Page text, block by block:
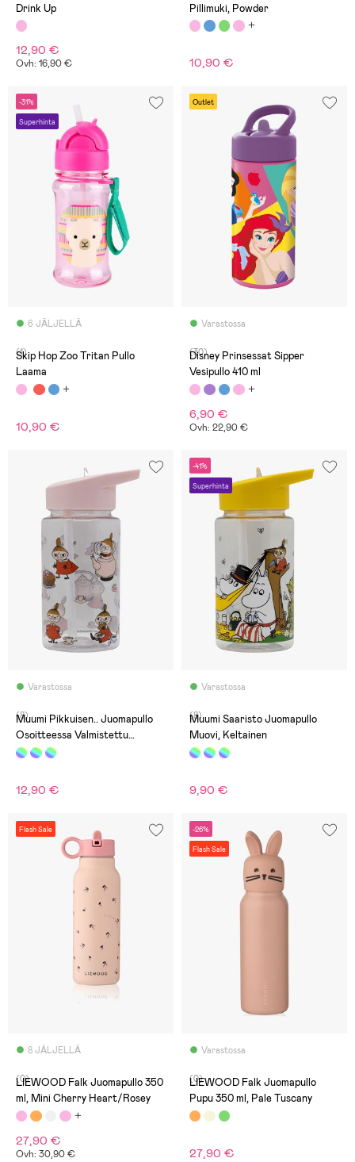
Drink Up
12,90 €
Ovh: 16,90 €
Pillimuki, Powder
10,90 €
-31%
Superhinta
6 JÄLJELLÄ
(1)
Skip Hop Zoo Tritan Pullo
Laama
10,90 €
Outlet
Varastossa
(30)
Disney Prinsessat Sipper
Vesipullo 410 ml
6,90 €
Ovh: 22,90 €
Varastossa
(8)
Muumi Pikkuisen.. Juomapullo
Osoitteessa Valmistettu
Muovista, Vaaleanpunainen
12,90 €
-41%
Superhinta
Varastossa
(8)
Muumi Saaristo Juomapullo
Muovi, Keltainen
9,90 €
Flash Sale
8 JÄLJELLÄ
(0)
LIEWOOD Falk Juomapullo 350
ml, Mini Cherry Heart/Rosey
27,90 €
Ovh: 30,90 €
-26%
Flash Sale
Varastossa
(0)
LIEWOOD Falk Juomapullo
Pupu 350 ml, Pale Tuscany
27,90 €